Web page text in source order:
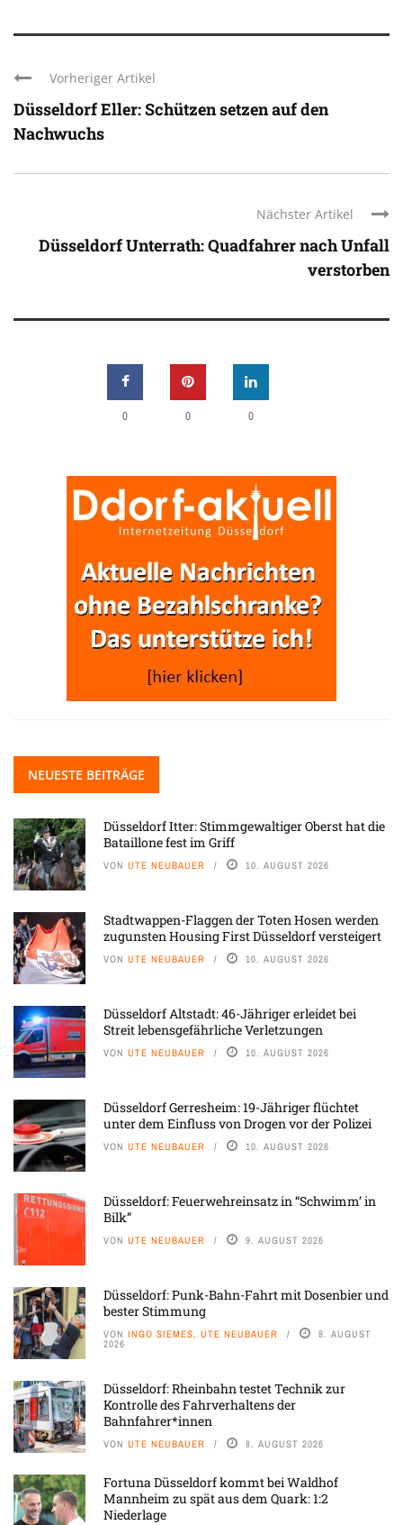
Vorheriger Artikel
Düsseldorf Eller: Schützen setzen auf den
Nachwuchs
Nächster Artikel
Düsseldorf Unterrath: Quadfahrer nach Unfall
verstorben
0 0 0
NEUESTE BEITRÄGE
Düsseldorf Itter: Stimmgewaltiger Oberst hat die
Bataillone fest im Griff
VON UTE NEUBAUER 10. AUGUST 2026
Stadtwappen-Flaggen der Toten Hosen werden
zugunsten Housing First Düsseldorf versteigert
VON UTE NEUBAUER 10. AUGUST 2026
Düsseldorf Altstadt: 46-Jähriger erleidet bei
Streit lebensgefährliche Verletzungen
VON UTE NEUBAUER 10. AUGUST 2026
Düsseldorf Gerresheim: 19-Jähriger flüchtet
unter dem Einfluss von Drogen vor der Polizei
VON UTE NEUBAUER 10. AUGUST 2026
Düsseldorf: Feuerwehreinsatz in “Schwimm’ in
Bilk”
VON UTE NEUBAUER 9. AUGUST 2026
Düsseldorf: Punk-Bahn-Fahrt mit Dosenbier und
bester Stimmung
VON INGO SIEMES, UTE NEUBAUER 8. AUGUST
2026
Düsseldorf: Rheinbahn testet Technik zur
Kontrolle des Fahrverhaltens der
Bahnfahrer*innen
VON UTE NEUBAUER 8. AUGUST 2026
Fortuna Düsseldorf kommt bei Waldhof
Mannheim zu spät aus dem Quark: 1:2
Niederlage